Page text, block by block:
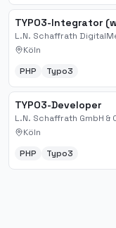
TYPO3-Integrator
L.N. Schaffrath
Köln
PHP
Typo3
TYPO3-Developer
L.N. Schaffrath GmbH &
Köln
PHP
Typo3